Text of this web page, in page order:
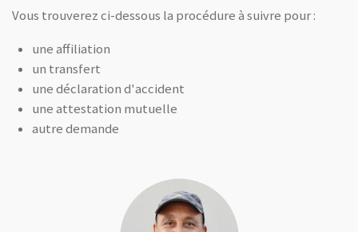
Vous trouverez ci-dessous la procédure à suivre pour :
une affiliation
un transfert
une déclaration d'accident
une attestation mutuelle
autre demande